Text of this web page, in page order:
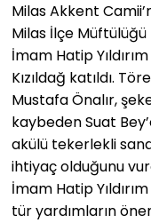
Milas Akkent
Milas İlçe
İmam Hatip
Kızıldağ katıldı.
Mustafa Önalır,
kaybeden Suat
akülü tekerlekli
ihtiyaç olduğunu
İmam Hatip
tür yardımların